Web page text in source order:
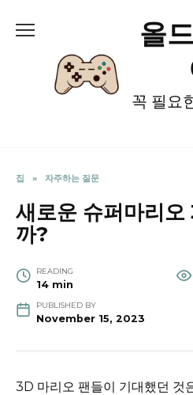
올
꼭 필요
집 » 자주하는 질문
새로운 슈퍼마리
까?
READING
14 min
PUBLISHED BY
November 15, 2023
3D 마리오 팬들이 기대했던 것